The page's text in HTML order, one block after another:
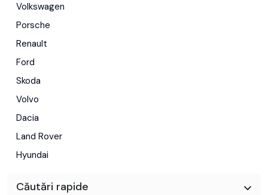
Volkswagen
Porsche
Renault
Ford
Skoda
Volvo
Dacia
Land Rover
Hyundai
Căutări rapide